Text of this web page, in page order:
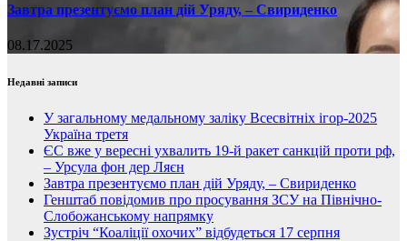
Завтра презентуємо план дій Уряду, – Свириденко
08.17.2025
Недавні записи
У загальному медальному заліку Всесвітніх ігор-2025
Україна третя
ЄС вже у вересні ухвалить 19-й ракет санкцій проти рф,
– Урсула фон дер Ляєн
Завтра презентуємо план дій Уряду, – Свириденко
Генштаб повідомив про просування ЗСУ на Північно-
Слобожанському напрямку
Зустріч “Коаліції охочих” відбудеться 17 серпня